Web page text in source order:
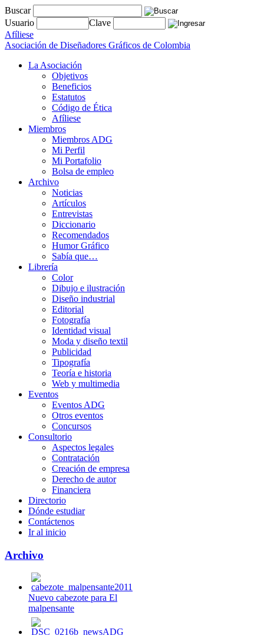
Buscar
Usuario
Clave
Afíliese
Asociación de Diseñadores Gráficos de Colombia
La Asociación
Objetivos
Beneficios
Estatutos
Código de Ética
Afíliese
Miembros
Miembros ADG
Mi Perfil
Mi Portafolio
Bolsa de empleo
Archivo
Noticias
Artículos
Entrevistas
Diccionario
Recomendados
Humor Gráfico
Sabía que…
Librería
Color
Dibujo e ilustración
Diseño industrial
Editorial
Fotografía
Identidad visual
Moda y diseño textil
Publicidad
Tipografía
Teoría e historia
Web y multimedia
Eventos
Eventos ADG
Otros eventos
Concursos
Consultorio
Aspectos legales
Contratación
Creación de empresa
Derecho de autor
Financiera
Directorio
Dónde estudiar
Contáctenos
Ir al inicio
Archivo
Nuevo cabezote para El
malpensante